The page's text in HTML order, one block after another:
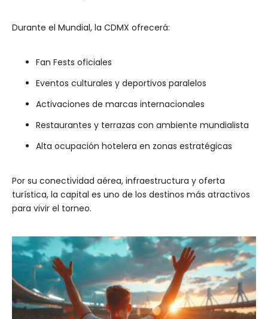
Durante el Mundial, la CDMX ofrecerá:
Fan Fests oficiales
Eventos culturales y deportivos paralelos
Activaciones de marcas internacionales
Restaurantes y terrazas con ambiente mundialista
Alta ocupación hotelera en zonas estratégicas
Por su conectividad aérea, infraestructura y oferta
turística, la capital es uno de los destinos más atractivos
para vivir el torneo.